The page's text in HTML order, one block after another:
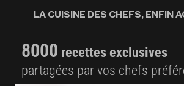
LA CUISINE DES CHEFS, ENFIN
8000 recettes exclusives
partagées par vos chefs